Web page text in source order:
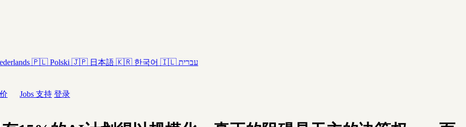
🇵🇱 Polski 🇯🇵 日本語 🇰🇷 한국어 🇮🇱 עברית
Jobs 支持 登录